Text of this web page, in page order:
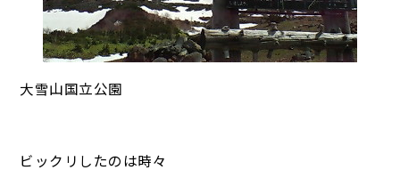
大雪山国立公園
ビックリしたのは時々